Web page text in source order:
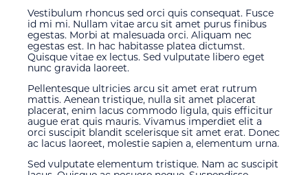
Vestibulum rhoncus sed orci quis consequat. Fusce
id mi mi. Nullam vitae arcu sit amet purus finibus
egestas. Morbi at malesuada orci. Aliquam nec
egestas est. In hac habitasse platea dictumst.
Quisque vitae ex lectus. Sed vulputate libero eget
nunc gravida laoreet.
Pellentesque ultricies arcu sit amet erat rutrum
mattis. Aenean tristique, nulla sit amet placerat
placerat, enim lacus commodo ligula, quis efficitur
augue erat quis mauris. Vivamus imperdiet elit a
orci suscipit blandit scelerisque sit amet erat. Donec
ac lacus laoreet, molestie sapien a, elementum urna.
Sed vulputate elementum tristique. Nam ac suscipit